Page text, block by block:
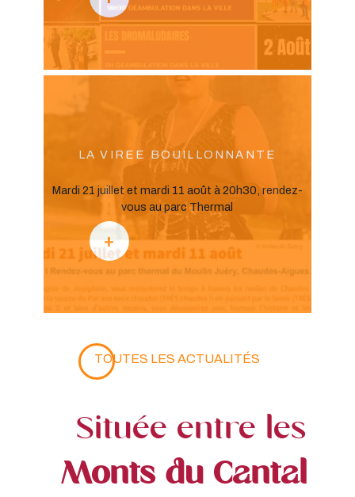
LA VIREE BOUILLONNANTE
Mardi 21 juillet et mardi 11 août à 20h30, rendez-
vous au parc Thermal
TOUTES LES ACTUALITÉS
Située entre les
Monts du Cantal